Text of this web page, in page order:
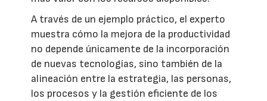
A través de un ejemplo práctico, el experto
muestra cómo la mejora de la productividad
no depende únicamente de la incorporación
de nuevas tecnologías, sino también de la
alineación entre la estrategia, las personas,
los procesos y la gestión eficiente de los